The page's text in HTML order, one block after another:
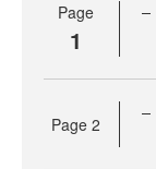
Page
1
Page 2